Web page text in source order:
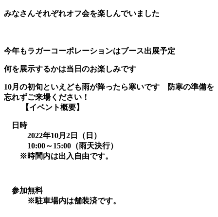
みなさんそれぞれオフ会を楽しんでいました
今年もラガーコーポレーションはブース出展予定
何を展示するかは当日のお楽しみです
10月の初旬といえども雨が降ったら寒いです 防寒の準備を
忘れずご来場ください！
【イベント概要】
日時
2022年10月2日（日）
10:00～15:00（雨天決行）
※時間内は出入自由です。
参加無料
※駐車場内は舗装済です。